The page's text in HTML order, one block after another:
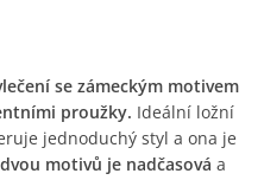
se zámeckým motivem
proužky. Ideální ložní
jednoduchý styl a ona je
motivů je nadčasová a